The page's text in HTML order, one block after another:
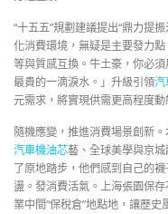
“十五五”規劃建議提出“鼎力提
化消費環境，無疑是主要發力
等與質感互換。牛土豪，你必
最貴的一滴淚水。」升級引領汽
元需求，將實現供需更高程度動
隨機應變，推進消費場景創新
汽車機油芯藝、全球美學與京
了原地踏步，他們感到自己的
盪。發消費活氣。上海張園保
業中間“保稅倉”地點地，讓歷